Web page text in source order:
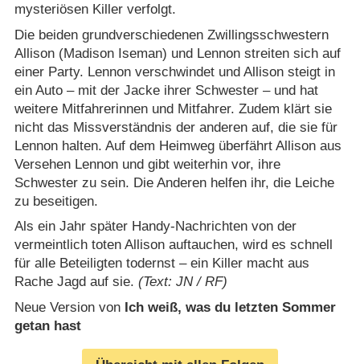
mysteriösen Killer verfolgt.
Die beiden grundverschiedenen Zwillingsschwestern
Allison (Madison Iseman) und Lennon streiten sich auf
einer Party. Lennon verschwindet und Allison steigt in
ein Auto – mit der Jacke ihrer Schwester – und hat
weitere Mitfahrerinnen und Mitfahrer. Zudem klärt sie
nicht das Missverständnis der anderen auf, die sie für
Lennon halten. Auf dem Heimweg überfährt Allison aus
Versehen Lennon und gibt weiterhin vor, ihre
Schwester zu sein. Die Anderen helfen ihr, die Leiche
zu beseitigen.
Als ein Jahr später Handy-Nachrichten von der
vermeintlich toten Allison auftauchen, wird es schnell
für alle Beteiligten todernst – ein Killer macht aus
Rache Jagd auf sie. (Text: JN / RF)
Neue Version von Ich weiß, was du letzten Sommer
getan hast